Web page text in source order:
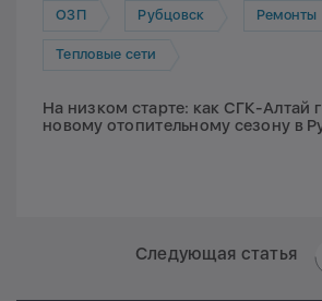
ОЗП Рубцовск Ремонты
Тепловые сети
На низком старте: как СГК-Алтай
новому отопительному сезону в
Следующая статья